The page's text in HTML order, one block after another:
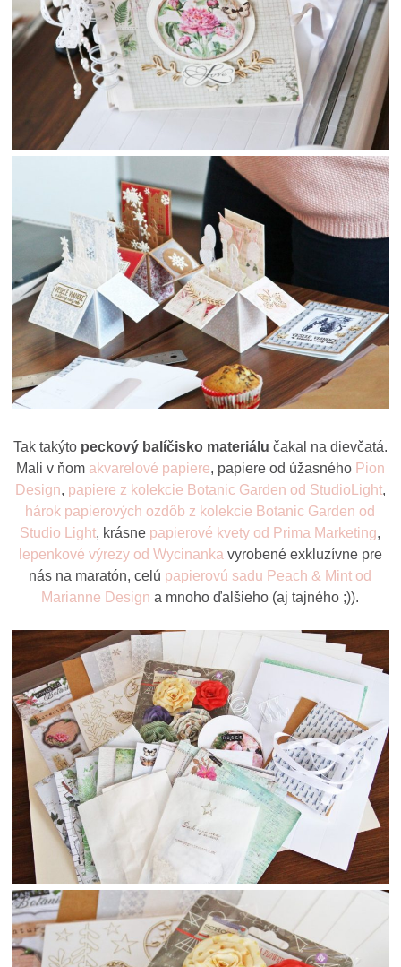
Tak takýto peckový balíčisko materiálu čakal na dievčatá.
Mali v ňom akvarelové papiere, papiere od úžasného Pion
Design, papiere z kolekcie Botanic Garden od StudioLight,
hárok papierových ozdôb z kolekcie Botanic Garden od
Studio Light, krásne papierové kvety od Prima Marketing,
lepenkové výrezy od Wycinankavyrobené exkluzívne pre
nás na maratón, celú papierovú sadu Peach & Mint od
Marianne Design a mnoho ďalšieho (aj tajného ;)).